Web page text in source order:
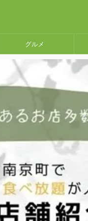
グルメ